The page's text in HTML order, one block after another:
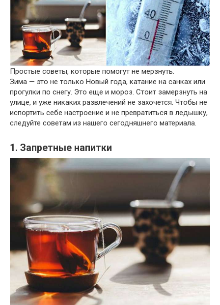
Простые советы, которые помогут не мерзнуть.
Зима — это не только Новый года, катание на санках или
прогулки по снегу. Это еще и мороз. Стоит замерзнуть на
улице, и уже никаких развлечений не захочется. Чтобы не
испортить себе настроение и не превратиться в ледышку,
следуйте советам из нашего сегодняшнего материала.
1. Запретные напитки